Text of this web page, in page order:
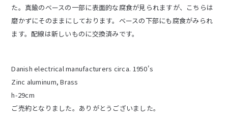
た。真鍮のベースの一部に表面的な腐食が見られますが、こちらは
磨かずにそのままにしております。ベースの下部にも腐食がみられ
ます。配線は新しいものに交換済みです。
Danish electrical manufacturers circa. 1950's
Zinc aluminum, Brass
h-29cm
ご売約となりました。ありがとうございました。